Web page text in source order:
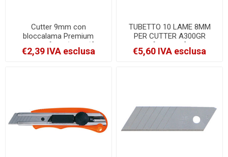
Cutter 9mm con
bloccalama Premium
Starline [STL (SX-42)]
€2,39 IVA esclusa
TUBETTO 10 LAME 8MM
PER CUTTER A300GR
[Y050010]
€5,60 IVA esclusa